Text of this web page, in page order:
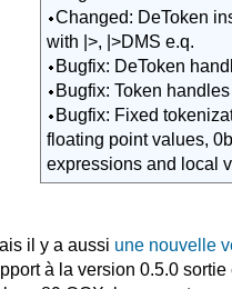
Changed: DeToken
with |>, |>DMS e.q.
Bugfix: DeToken
Bugfix: Token
Bugfix: Fixed
floating point values,
expressions and local
il y a aussi une nouvelle
à la version 0.5.0